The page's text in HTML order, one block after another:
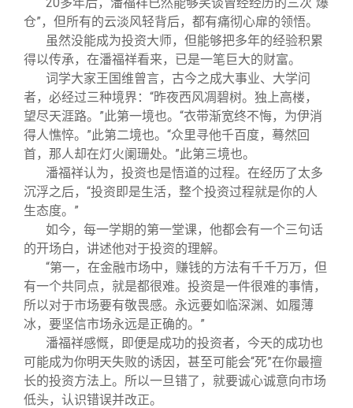
仓”，但所有的云淡风轻背后，都有痛彻心扉的领悟。
虽然没能成为投资大师，但能够把多年的经验积累
得以传承，在潘福祥看来，已是一笔巨大的财富。
词学大家王国维曾言，古今之成大事业、大学问
者，必经过三种境界：“昨夜西风凋碧树。独上高楼，
望尽天涯路。”此第一境也。“衣带渐宽终不悔，为伊消
得人憔悴。”此第二境也。“众里寻他千百度，蓦然回
首，那人却在灯火阑珊处。”此第三境也。
潘福祥认为，投资也是悟道的过程。在经历了太多
沉浮之后，“投资即是生活，整个投资过程就是你的人
生态度。”
如今，每一学期的第一堂课，他都会有一个三句话
的开场白，讲述他对于投资的理解。
“第一，在金融市场中，赚钱的方法有千千万万，但
有一个共同点，就是都很难。投资是一件很难的事情，
所以对于市场要有敬畏感。永远要如临深渊、如履薄
冰，要坚信市场永远是正确的。”
潘福祥感慨，即便是成功的投资者，今天的成功也
可能成为你明天失败的诱因，甚至可能会“死”在你最擅
长的投资方法上。所以一旦错了，就要诚心诚意向市场
低头，认识错误并改正。